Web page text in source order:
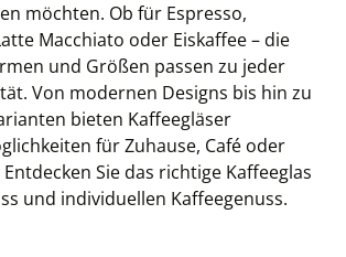
möchten. Ob für Espresso,
Macchiato oder Eiskaffee – die
und Größen passen zu jeder
Von modernen Designs bis hin zu
bieten Kaffeegläser
für Zuhause, Café oder
Sie das richtige Kaffeeglas
und individuellen Kaffeegenuss.